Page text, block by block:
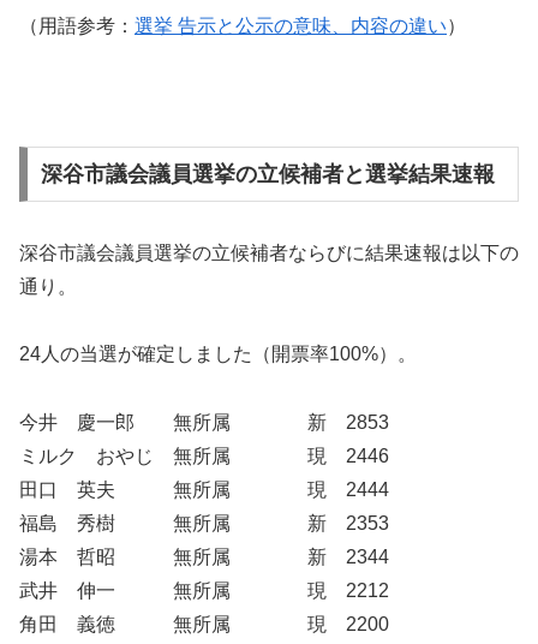
（用語参考： 選挙 告示と公示の意味、内容の違い）
深谷市議会議員選挙の立候補者と選挙結果速報
深谷市議会議員選挙の立候補者ならびに結果速報は以下の
通り。
24人の当選が確定しました（開票率100%）。
今井 慶一郎 無所属 新 2853
ミルク おやじ 無所属 現 2446
田口 英夫 無所属 現 2444
福島 秀樹 無所属 新 2353
湯本 哲昭 無所属 新 2344
武井 伸一 無所属 現 2212
角田 義徳 無所属 現 2200